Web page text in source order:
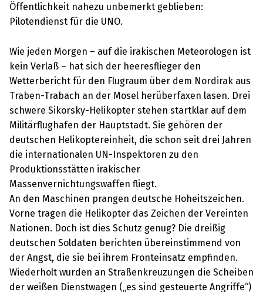
Öffentlichkeit nahezu unbemerkt geblieben:
Pilotendienst für die UNO.
Wie jeden Morgen – auf die irakischen Meteorologen ist
kein Verlaß – hat sich der heeresflieger den
Wetterbericht für den Flugraum über dem Nordirak aus
Traben-Trabach an der Mosel herüberfaxen lasen. Drei
schwere Sikorsky-Helikopter stehen startklar auf dem
Militärflughafen der Hauptstadt. Sie gehören der
deutschen Helikoptereinheit, die schon seit drei Jahren
die internationalen UN-Inspektoren zu den
Produktionsstätten irakischer
Massenvernichtungswaffen fliegt.
An den Maschinen prangen deutsche Hoheitszeichen.
Vorne tragen die Helikopter das Zeichen der Vereinten
Nationen. Doch ist dies Schutz genug? Die dreißig
deutschen Soldaten berichten übereinstimmend von
der Angst, die sie bei ihrem Fronteinsatz empfinden.
Wiederholt wurden an Straßenkreuzungen die Scheiben
der weißen Dienstwagen („es sind gesteuerte Angriffe“)